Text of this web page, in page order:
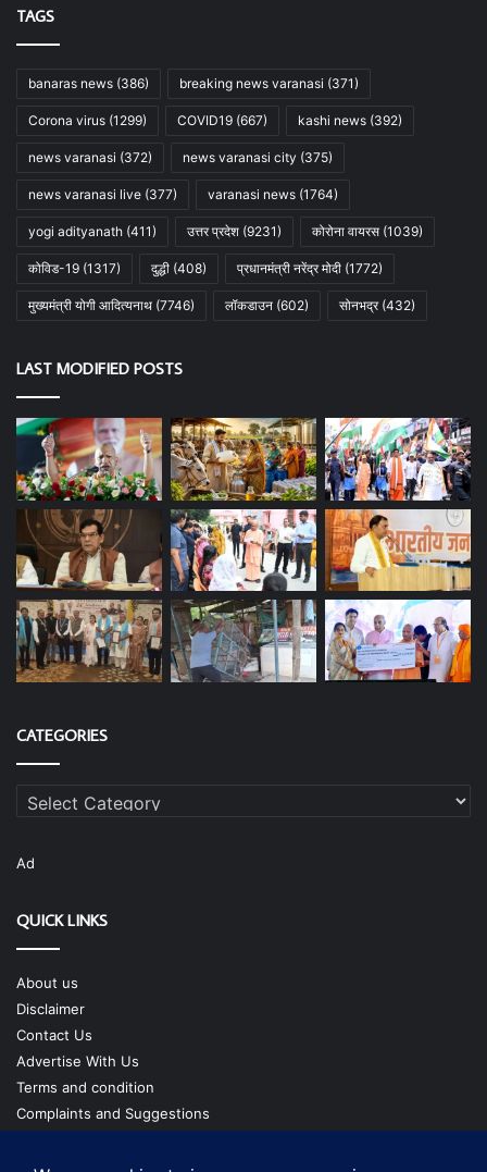
TAGS
banaras news (386) breaking news varanasi (371)
Corona virus (1299) COVID19 (667) kashi news (392)
news varanasi (372) news varanasi city (375)
news varanasi live (377) varanasi news (1764)
yogi adityanath (411) उत्तर प्रदेश (9231) कोरोना वायरस (1039)
कोविड-19 (1317) दुद्धी (408) प्रधानमंत्री नरेंद्र मोदी (1772)
मुख्यमंत्री योगी आदित्यनाथ (7746) लॉकडाउन (602) सोनभद्र(432)
LAST MODIFIED POSTS
CATEGORIES
Categories
Ad
QUICK LINKS
About us
Disclaimer
Contact Us
Advertise With Us
Terms and condition
Complaints and Suggestions
Our Team